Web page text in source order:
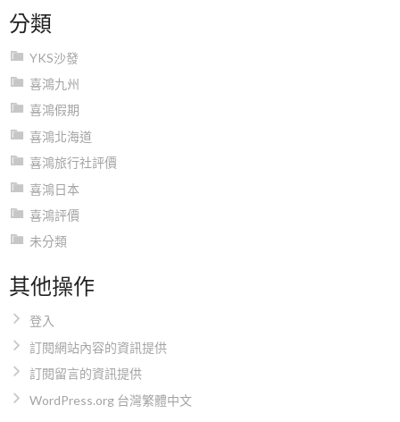
分類
YKS沙發
喜鴻九州
喜鴻假期
喜鴻北海道
喜鴻旅行社評價
喜鴻日本
喜鴻評價
未分類
其他操作
登入
訂閱網站內容的資訊提供
訂閱留言的資訊提供
WordPress.org 台灣繁體中文